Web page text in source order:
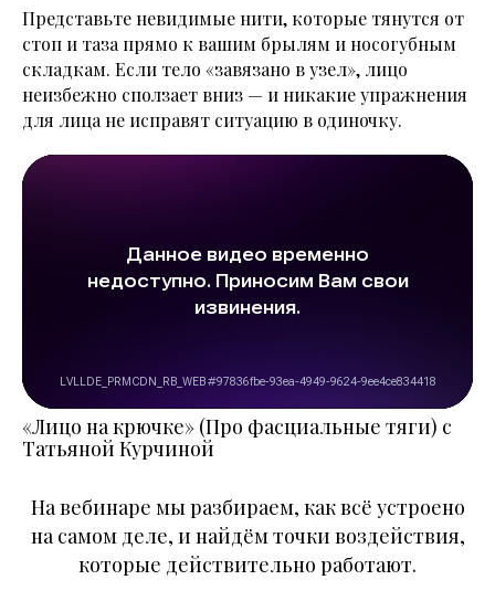
Представьте невидимые нити, которые тянутся от
стоп и таза прямо к вашим брылям и носогубным
складкам. Если тело «завязано в узел», лицо
неизбежно сползает вниз — и никакие упражнения
для лица не исправят ситуацию в одиночку.
«Лицо на крючке» (Про фасциальные тяги) с
Татьяной Курчиной
На вебинаре мы разбираем, как всё устроено
на самом деле, и найдём точки воздействия,
которые действительно работают.